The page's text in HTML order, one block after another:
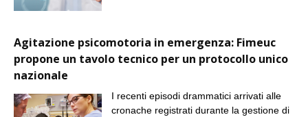
Agitazione psicomotoria in emergenza: Fimeuc
propone un tavolo tecnico per un protocollo unico
nazionale
I recenti episodi drammatici arrivati alle
cronache registrati durante la gestione di